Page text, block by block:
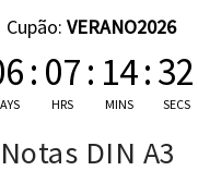
Cupão: VERANO2026
: 07
HRS
: 14
MINS
:32
SECS
DIN A3